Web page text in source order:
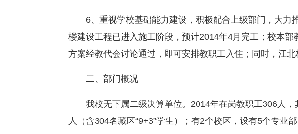
6、重视学校基础能力建设，积极配合上级部门，大力
楼建设工程已进入施工阶段，预计2014年4月完工；校本
方案经教代会讨论通过，即可安排教职工入住；同时，江
二、部门概况
我校无下属二级决算单位。2014年在岗教职工306人，
人（含304名藏区“9+3”学生）；有2个校区，设有5个专业部